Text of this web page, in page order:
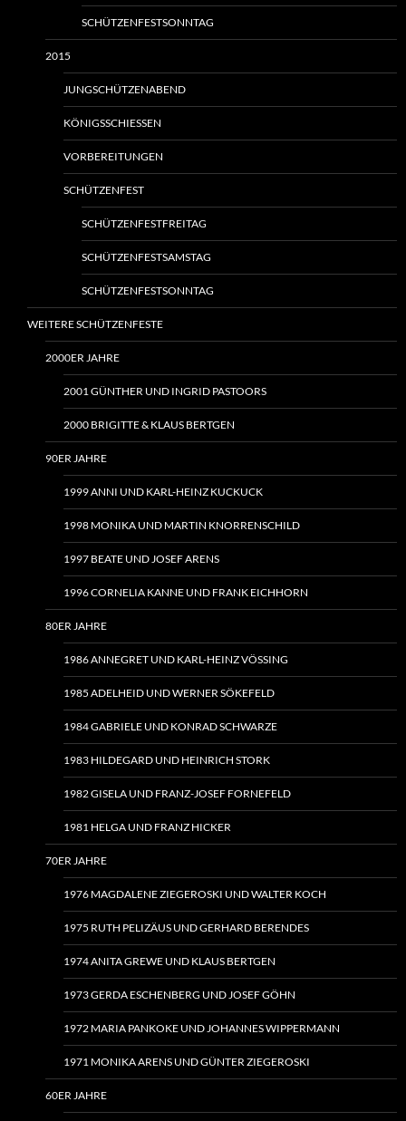
SCHÜTZENFESTSONNTAG
2015
JUNGSCHÜTZENABEND
KÖNIGSSCHIESSEN
VORBEREITUNGEN
SCHÜTZENFEST
SCHÜTZENFESTFREITAG
SCHÜTZENFESTSAMSTAG
SCHÜTZENFESTSONNTAG
WEITERE SCHÜTZENFESTE
2000ER JAHRE
2001 GÜNTHER UND INGRID PASTOORS
2000 BRIGITTE & KLAUS BERTGEN
90ER JAHRE
1999 ANNI UND KARL-HEINZ KUCKUCK
1998 MONIKA UND MARTIN KNORRENSCHILD
1997 BEATE UND JOSEF ARENS
1996 CORNELIA KANNE UND FRANK EICHHORN
80ER JAHRE
1986 ANNEGRET UND KARL-HEINZ VÖSSING
1985 ADELHEID UND WERNER SÖKEFELD
1984 GABRIELE UND KONRAD SCHWARZE
1983 HILDEGARD UND HEINRICH STORK
1982 GISELA UND FRANZ-JOSEF FORNEFELD
1981 HELGA UND FRANZ HICKER
70ER JAHRE
1976 MAGDALENE ZIEGEROSKI UND WALTER KOCH
1975 RUTH PELIZÄUS UND GERHARD BERENDES
1974 ANITA GREWE UND KLAUS BERTGEN
1973 GERDA ESCHENBERG UND JOSEF GÖHN
1972 MARIA PANKOKE UND JOHANNES WIPPERMANN
1971 MONIKA ARENS UND GÜNTER ZIEGEROSKI
60ER JAHRE